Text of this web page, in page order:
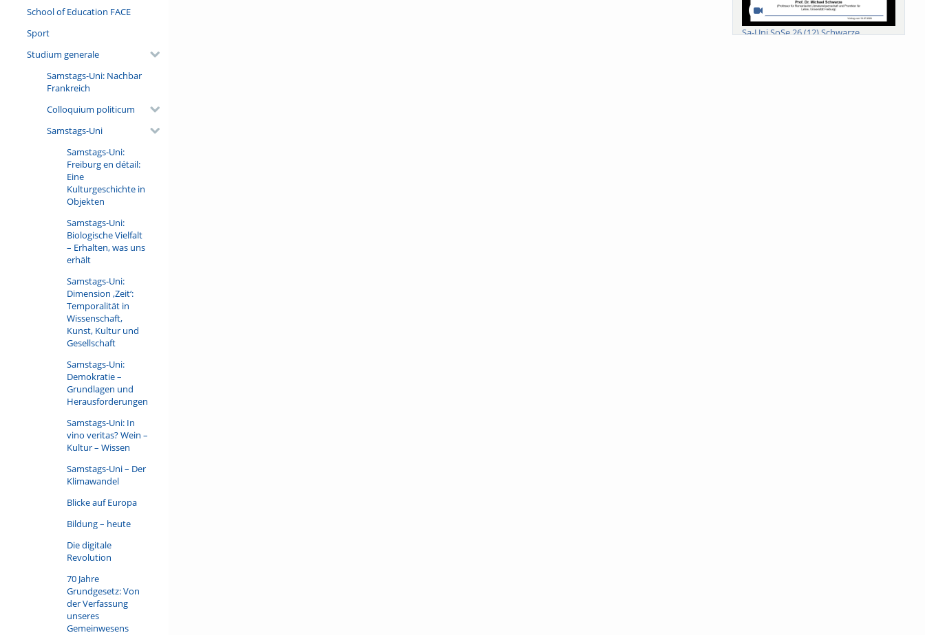
School of Education FACE
Sport
Studium generale
Samstags-Uni: Nachbar
Frankreich
Colloquium politicum
Samstags-Uni
Samstags-Uni:
Freiburg en détail:
Eine
Kulturgeschichte in
Objekten
Samstags-Uni:
Biologische Vielfalt
– Erhalten, was uns
erhält
Samstags-Uni:
Dimension ‚Zeit‘:
Temporalität in
Wissenschaft,
Kunst, Kultur und
Gesellschaft
Samstags-Uni:
Demokratie –
Grundlagen und
Herausforderungen
Samstags-Uni: In
vino veritas? Wein –
Kultur – Wissen
Samstags-Uni – Der
Klimawandel
Blicke auf Europa
Bildung – heute
Die digitale
Revolution
70 Jahre
Grundgesetz: Von
der Verfassung
unseres
Gemeinwesens
Sa-Uni SoSe 26 (12) Schwarze